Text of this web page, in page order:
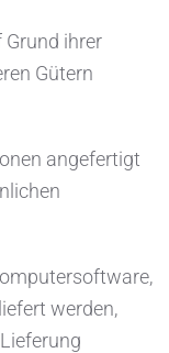
Grund ihrer
Gütern
angefertigt
werden,